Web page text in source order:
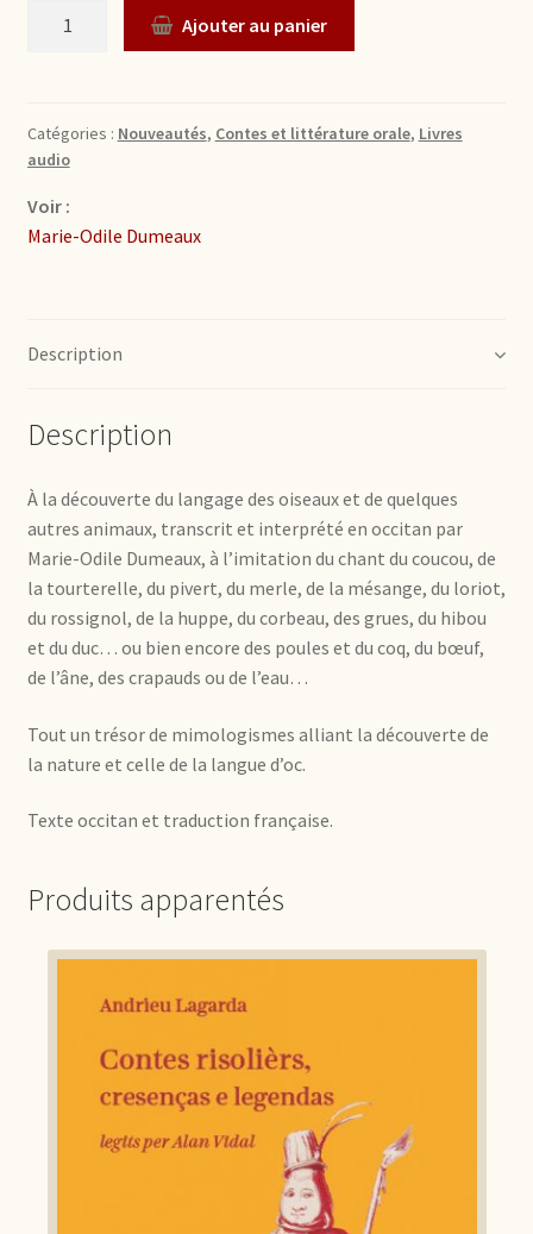
Ajouter au panier
Catégories : Nouveautés, Contes et littérature orale, Livres
audio
Voir :
Marie-Odile Dumeaux
Description
Description
À la découverte du langage des oiseaux et de quelques
autres animaux, transcrit et interprété en occitan par
Marie-Odile Dumeaux, à l’imitation du chant du coucou, de
la tourterelle, du pivert, du merle, de la mésange, du loriot,
du rossignol, de la huppe, du corbeau, des grues, du hibou
et du duc… ou bien encore des poules et du coq, du bœuf,
de l’âne, des crapauds ou de l’eau…
Tout un trésor de mimologismes alliant la découverte de
la nature et celle de la langue d’oc.
Texte occitan et traduction française.
Produits apparentés